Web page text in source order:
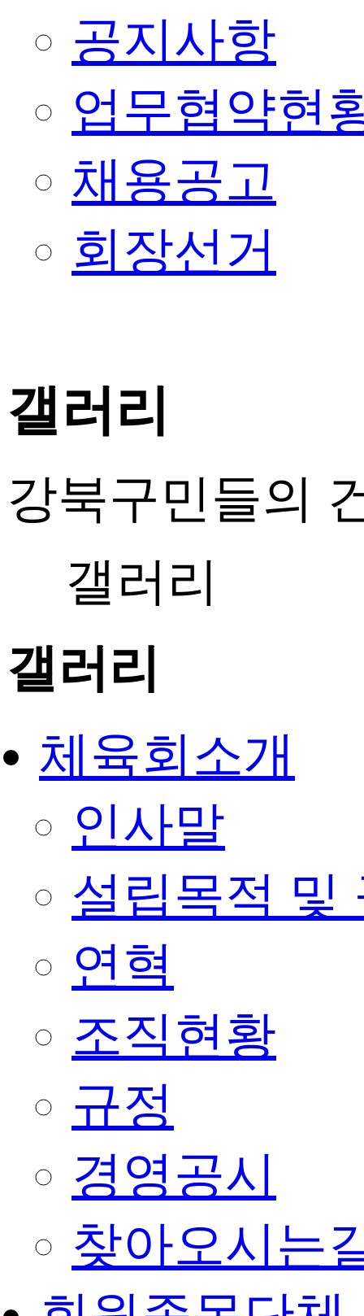
공지사항
업무협약현
채용공고
회장선거
갤러리
강북구민들의
갤러리
갤러리
체육회소개
인사말
설립목적 및
연혁
조직현황
규정
경영공시
찾아오시는